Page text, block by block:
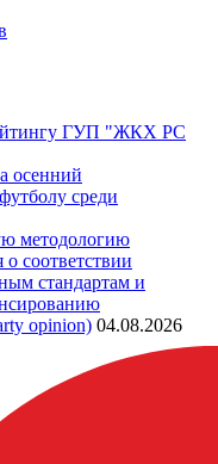
ГУП "ЖКХ РС
осенний
среди
методологию
соответствии
стандартам и
opinion) 04.08.2026